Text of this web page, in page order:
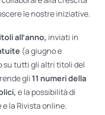
le nostre iniziative.
all’anno, inviati in
(a giugno e
su tutti gli altri titoli del
gli 11 numeri della
e la possibilità di
la Rivista online.